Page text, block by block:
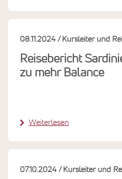
Reisebericht
zu mehr Balance
08.11.2024 Kursleiter und
Weiterlesen
07.10.2024 Kursleiter und